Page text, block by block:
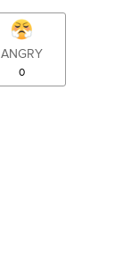
ANGRY
0